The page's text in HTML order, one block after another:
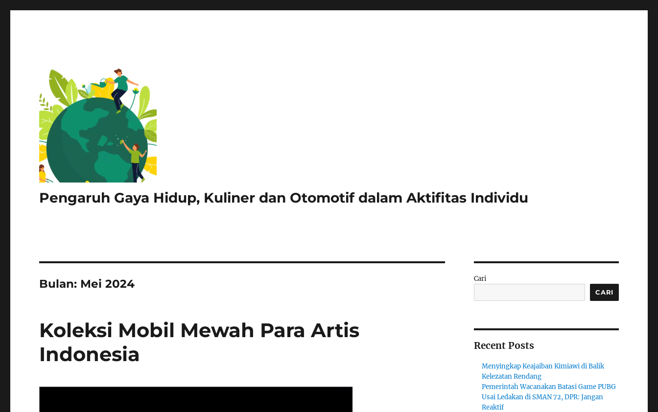
Pengaruh Gaya Hidup, Kuliner dan Otomotif dalam Aktifitas Individu
Bulan: Mei 2024
Koleksi Mobil Mewah Para Artis
Indonesia
Cari
CARI
Recent Posts
Menyingkap Keajaiban Kimiawi di Balik
Kelezatan Rendang
Pemerintah Wacanakan Batasi Game PUBG
Usai Ledakan di SMAN 72, DPR: Jangan
Reaktif